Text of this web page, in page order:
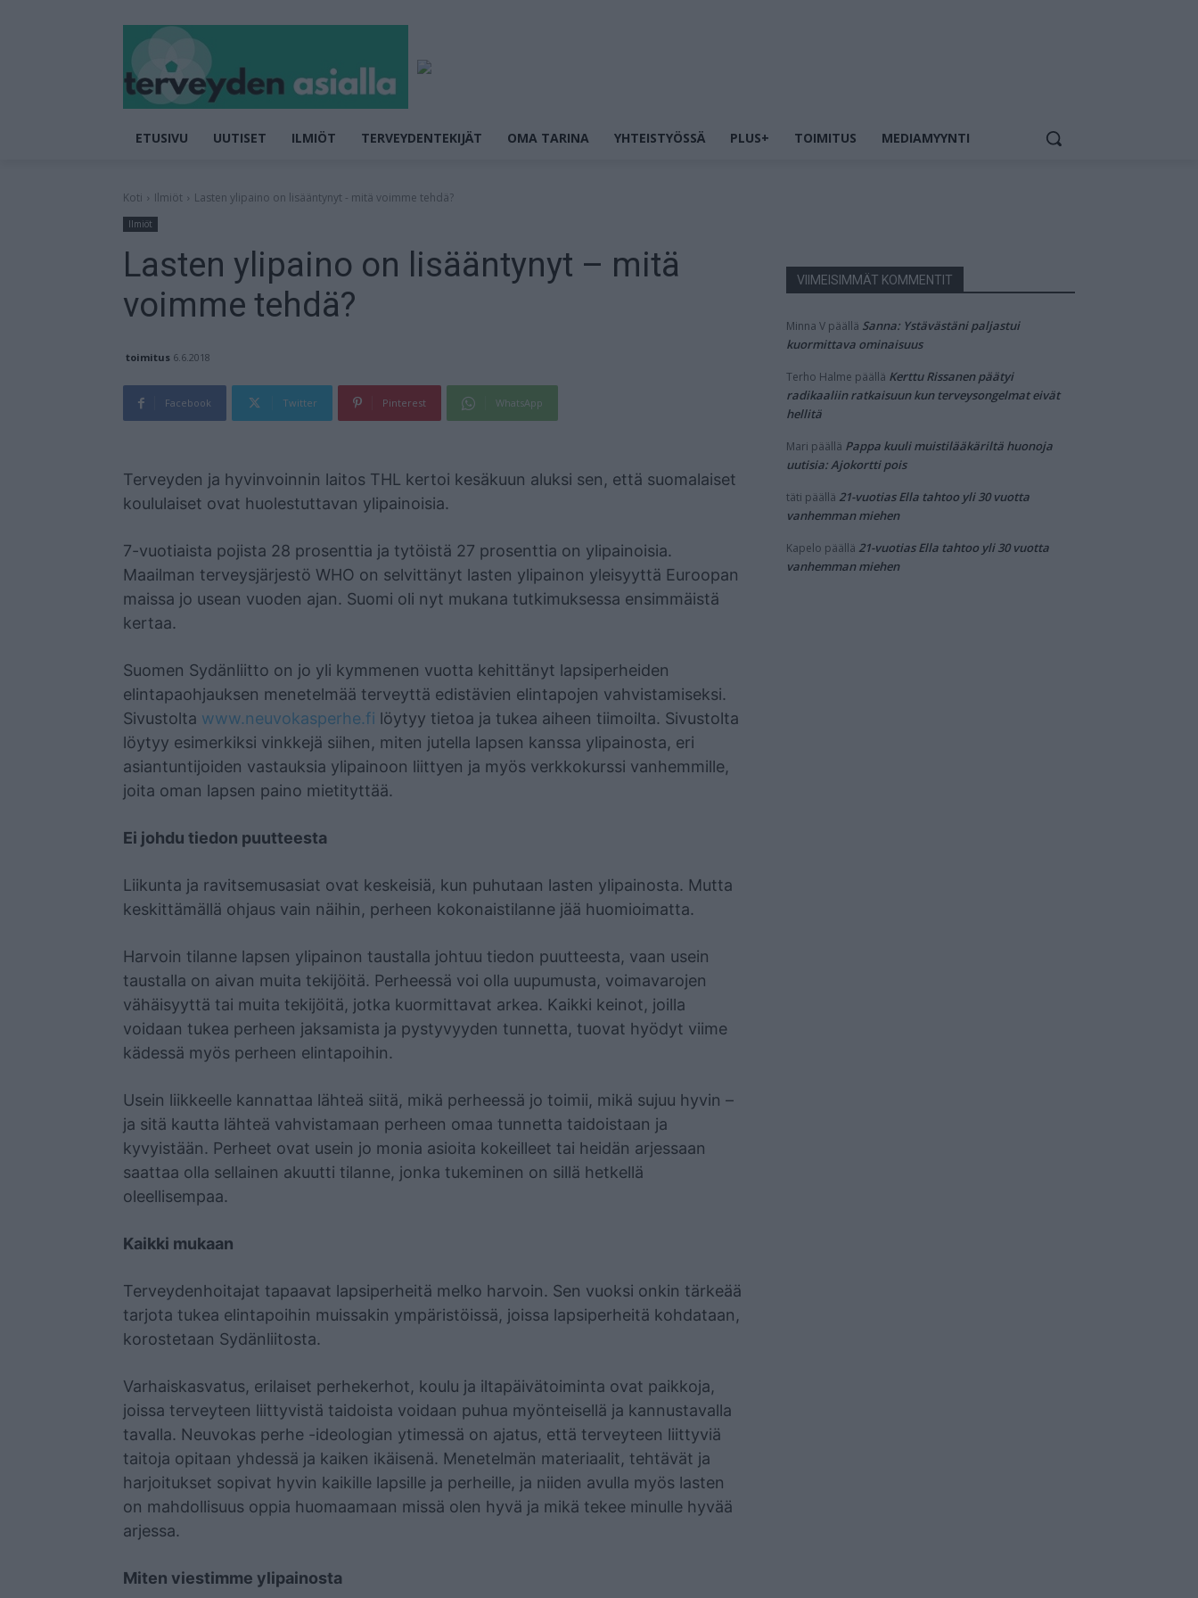
ETUSIVU UUTISET ILMIÖT TERVEYDENTEKIJÄT OMA TARINA YHTEISTYÖSSÄ PLUS+ TOIMITUS MEDIAMYYNTI
Koti Ilmiöt Lasten ylipaino on lisääntynyt - mitä voimme tehdä?
Ilmiöt
Lasten ylipaino on lisääntynyt – mitä
voimme tehdä?
toimitus 6.6.2018
Facebook Twitter Pinterest WhatsApp
Terveyden ja hyvinvoinnin laitos THL kertoi kesäkuun aluksi sen, että suomalaiset
koululaiset ovat huolestuttavan ylipainoisia.
7-vuotiaista pojista 28 prosenttia ja tytöistä 27 prosenttia on ylipainoisia.
Maailman terveysjärjestö WHO on selvittänyt lasten ylipainon yleisyyttä Euroopan
maissa jo usean vuoden ajan. Suomi oli nyt mukana tutkimuksessa ensimmäistä
kertaa.
Suomen Sydänliitto on jo yli kymmenen vuotta kehittänyt lapsiperheiden
elintapaohjauksen menetelmää terveyttä edistävien elintapojen vahvistamiseksi.
Sivustolta www.neuvokasperhe.fi löytyy tietoa ja tukea aiheen tiimoilta. Sivustolta
löytyy esimerkiksi vinkkejä siihen, miten jutella lapsen kanssa ylipainosta, eri
asiantuntijoiden vastauksia ylipainoon liittyen ja myös verkkokurssi vanhemmille,
joita oman lapsen paino mietityttää.
Ei johdu tiedon puutteesta
Liikunta ja ravitsemusasiat ovat keskeisiä, kun puhutaan lasten ylipainosta. Mutta
keskittämällä ohjaus vain näihin, perheen kokonaistilanne jää huomioimatta.
Harvoin tilanne lapsen ylipainon taustalla johtuu tiedon puutteesta, vaan usein
taustalla on aivan muita tekijöitä. Perheessä voi olla uupumusta, voimavarojen
vähäisyyttä tai muita tekijöitä, jotka kuormittavat arkea. Kaikki keinot, joilla
voidaan tukea perheen jaksamista ja pystyvyyden tunnetta, tuovat hyödyt viime
kädessä myös perheen elintapoihin.
Usein liikkeelle kannattaa lähteä siitä, mikä perheessä jo toimii, mikä sujuu hyvin –
ja sitä kautta lähteä vahvistamaan perheen omaa tunnetta taidoistaan ja
kyvyistään. Perheet ovat usein jo monia asioita kokeilleet tai heidän arjessaan
saattaa olla sellainen akuutti tilanne, jonka tukeminen on sillä hetkellä
oleellisempaa.
Kaikki mukaan
Terveydenhoitajat tapaavat lapsiperheitä melko harvoin. Sen vuoksi onkin tärkeää
tarjota tukea elintapoihin muissakin ympäristöissä, joissa lapsiperheitä kohdataan,
korostetaan Sydänliitosta.
Varhaiskasvatus, erilaiset perhekerhot, koulu ja iltapäivätoiminta ovat paikkoja,
joissa terveyteen liittyvistä taidoista voidaan puhua myönteisellä ja kannustavalla
tavalla. Neuvokas perhe -ideologian ytimessä on ajatus, että terveyteen liittyviä
taitoja opitaan yhdessä ja kaiken ikäisenä. Menetelmän materiaalit, tehtävät ja
harjoitukset sopivat hyvin kaikille lapsille ja perheille, ja niiden avulla myös lasten
on mahdollisuus oppia huomaamaan missä olen hyvä ja mikä tekee minulle hyvää
arjessa.
Miten viestimme ylipainosta
VIIMEISIMMÄT KOMMENTIT
Minna V päällä Sanna: Ystävästäni paljastui
kuormittava ominaisuus
Terho Halme päällä Kerttu Rissanen päätyi
radikaaliin ratkaisuun kun terveysongelmat eivät
hellitä
Mari päällä Pappa kuuli muistilääkäriltä huonoja
uutisia: Ajokortti pois
täti päällä 21-vuotias Ella tahtoo yli 30 vuotta
vanhemman miehen
Kapelo päällä 21-vuotias Ella tahtoo yli 30 vuotta
vanhemman miehen